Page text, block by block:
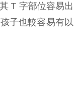
T 字部位容易出
子也較容易有以